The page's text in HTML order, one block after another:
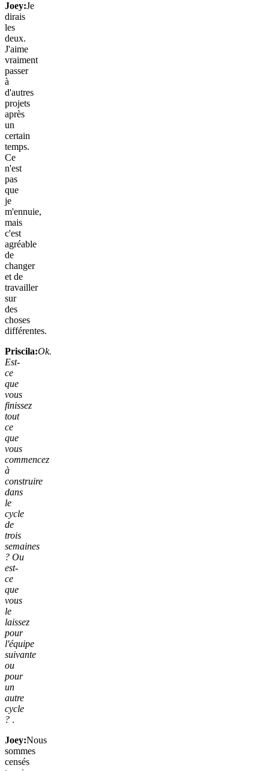
Joey:Je
dirais
les
deux.
J'aime
vraiment
passer
à
d'autres
projets
après
un
certain
temps.
Ce
n'est
pas
que
je
m'ennuie,
mais
c'est
agréable
de
changer
et de
travailler
sur
des
choses
différentes.
Priscila:Ok.
Est-
ce
que
vous
finissez
tout
ce
que
vous
commencez
à
construire
dans
le
cycle
de
trois
semaines
? Ou
est-
ce
que
vous
le
laissez
pour
l'équipe
suivante
ou
pour
un
autre
cycle
? .
Joey:Nous
sommes
censés